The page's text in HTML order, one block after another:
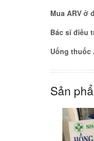
Mua ARV ở
Bác sĩ điều
Uống thuốc
Sản